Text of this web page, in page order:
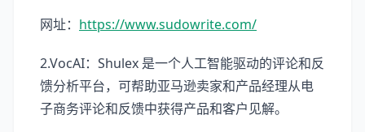
网址： https://www.sudowrite.com/
2.VocAI：Shulex 是一个人工智能驱动的评论和反
馈分析平台，可帮助亚马逊卖家和产品经理从电
子商务评论和反馈中获得产品和客户见解。